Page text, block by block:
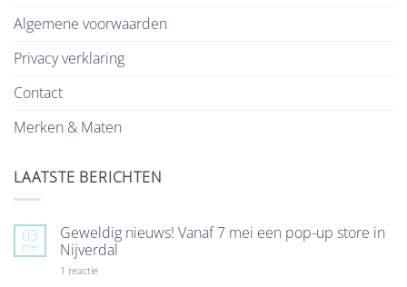
Algemene voorwaarden
Privacy verklaring
Contact
Merken & Maten
LAATSTE BERICHTEN
03
mei
Geweldig nieuws! Vanaf 7 mei een pop-up store in
Nijverdal
1 reactieop